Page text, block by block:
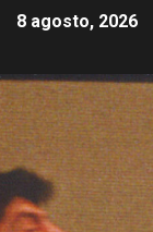
8 agosto, 2026